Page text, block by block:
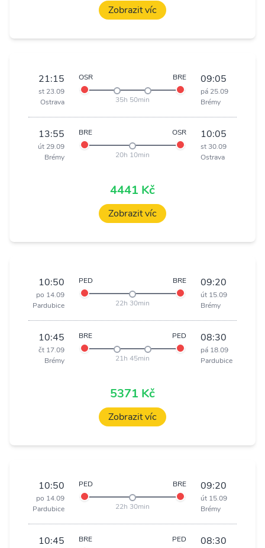
Zobrazit víc
21:15
st 23.09
Ostrava
OSR BRE
35h 50min
09:05
pá 25.09
Brémy
13:55
út 29.09
Brémy
BRE OSR
20h 10min
10:05
st 30.09
Ostrava
4441 Kč
Zobrazit víc
10:50
po 14.09
Pardubice
PED BRE
22h 30min
09:20
út 15.09
Brémy
10:45
čt 17.09
Brémy
BRE PED
21h 45min
08:30
pá 18.09
Pardubice
5371 Kč
Zobrazit víc
10:50
po 14.09
Pardubice
PED BRE
22h 30min
09:20
út 15.09
Brémy
10:45 BRE PED 08:30